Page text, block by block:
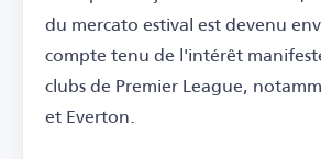
du mercato estival est devenu
compte tenu de l'intérêt
clubs de Premier League,
et Everton.